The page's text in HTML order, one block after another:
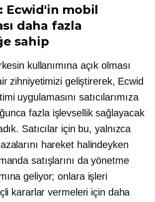
Ecwid'in mobil
daha fazla
sahip
kullanımına açık olması
zihniyetimizi geliştirerek, Ecwid
uygulamasını satıcılarımıza
fazla işlevsellik sağlayacak
Satıcılar için bu, yalnızca
hareket halindeyken
satışlarını da yönetme
geliyor; onlara işleri
kararlar vermeleri için daha